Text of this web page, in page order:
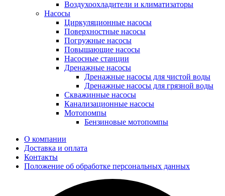
Воздухоохладители и климатизаторы
Насосы
Циркуляционные насосы
Поверхностные насосы
Погружные насосы
Повышающие насосы
Насосные станции
Дренажные насосы
Дренажные насосы для чистой воды
Дренажные насосы для грязной воды
Скважинные насосы
Канализационные насосы
Мотопомпы
Бензиновые мотопомпы
О компании
Доставка и оплата
Контакты
Положение об обработке персональных данных